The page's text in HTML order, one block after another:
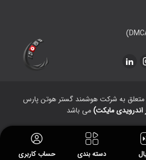
دسته بندی حساب کاربری
به شرکت هوشمند گستر هوتن پارس
اندرویدی مایکت)می باشد